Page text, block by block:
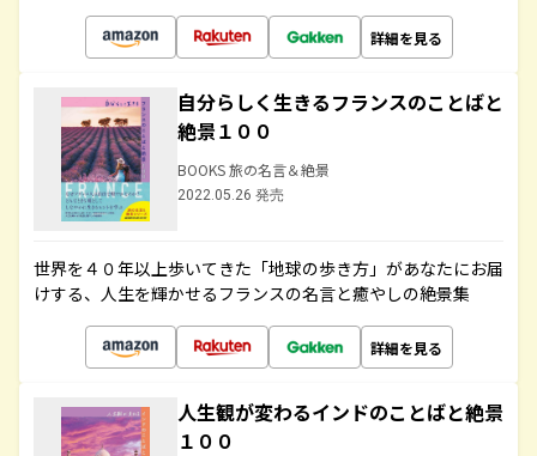
詳細を見る
自分らしく生きるフランスのことばと
絶景１００
BOOKS 旅の名言＆絶景
2022.05.26 発売
世界を４０年以上歩いてきた「地球の歩き方」があなたにお届
けする、人生を輝かせるフランスの名言と癒やしの絶景集
詳細を見る
人生観が変わるインドのことばと絶景
１００